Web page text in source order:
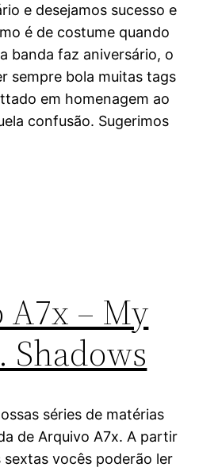
e desejamos sucesso e
é de costume quando
banda faz aniversário, o
sempre bola muitas tags
em homenagem ao
confusão. Sugerimos
– My
Shadows
séries de matérias
de Arquivo A7x. A partir
sextas vocês poderão ler